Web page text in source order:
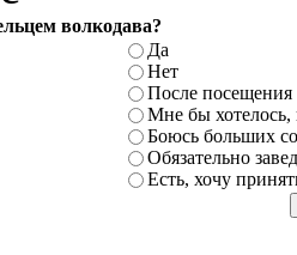
волкодава?
Да
Нет
После посещения
Мне бы
Боюсь больших
Обязательно
Есть, хочу